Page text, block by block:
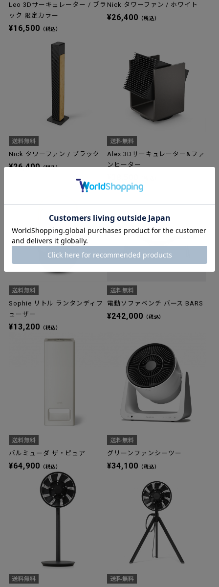
Leo 3Dサーキュレーター / ブラ
ック 限定カラー
¥16,500 （税込）
Nick タワーファン / ホワイト
¥26,400 （税込）
Nick タワーファン / ブラック
¥26,400（税込）
Alex 3Dサーキュレーター&ファ
ンヒーター
Sophie リトル ランタンディフ
ューザー
¥13,200 （税込）
電動ソファベンチ バース BARS
¥242,000 （税込）
バルミューダ ザ・ピュア
¥64,900 （税込）
グリーンファンシーツー
¥34,100 （税込）